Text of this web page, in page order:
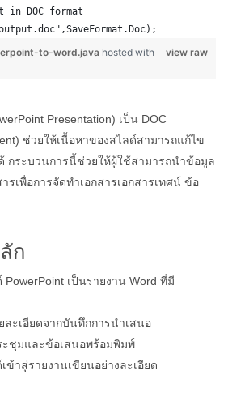
in DOC format
view raw
to-word.java hosted with
Presentation) เป็น DOC
ช่วยให้เนื้อหาของสไลด์สามารถแก้ไข
กระบวนการนี้ช่วยให้ผู้ใช้สามารถนำข้อมูล
รเพื่อการจัดทำเอกสารเอกสารเทศน์ ข้อ
ก
PowerPoint เป็นรายงาน Word ที่มี
ละเอียดจากบันทึกการนำเสนอ
ะชุมและข้อเสนอพร้อมพิมพ์
ข้าสู่รายงานเขียนอย่างละเอียด